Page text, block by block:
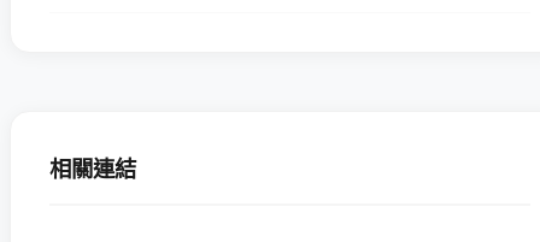
相關連結